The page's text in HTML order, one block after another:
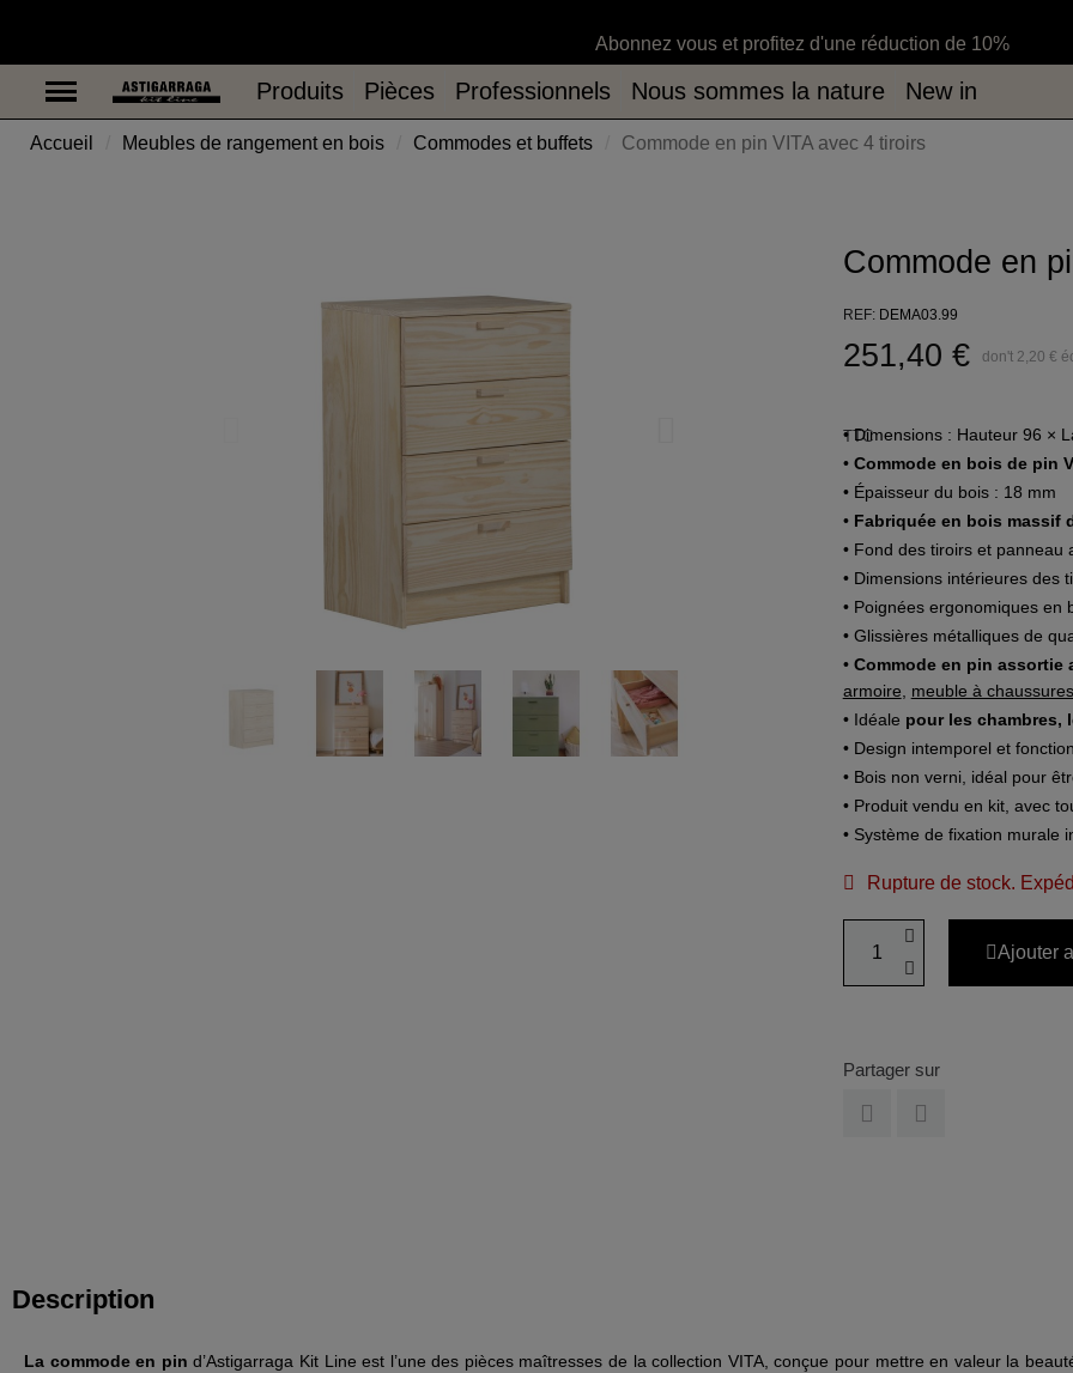
Abonnez vous et profitez d'une réduction de 10%
Produits Pièces Professionnels Nous sommes la nature New in
Accueil Meubles de rangement en bois Commodes et buffets Commode en pin VITA avec 4 tiroirs
Commode en
REF DEMA03.99
251,40 € don't 2,20 €
TTC
• Dimensions : Hauteur 96 ×
• Commode en bois de pin
• Épaisseur du bois : 18 mm
• Fabriquée en bois massif
• Fond des tiroirs et panneau
• Dimensions intérieures des
• Poignées ergonomiques en
• Glissières métalliques de
•Commode en pin assortie
armoire, meuble à chaussures
• Idéale pour les chambres,
• Design intemporel et
• Bois non verni, idéal pour
• Produit vendu en kit, avec
• Système de fixation murale
Rupture de stock.
Ajouter
Partager sur
Description
La commode en pin d’Astigarraga Kit Line est l’une des pièces maîtresses de la collection VITA, conçue pour mettre en valeur la